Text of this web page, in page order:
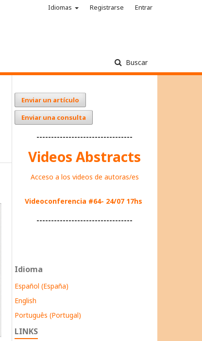
Buscar
Idiomas Registrarse Entrar
Enviar un artículo
Enviar una consulta
---------------------------------
Videos Abstracts
Acceso a los videos de autoras/es
Videoconferencia #64- 24/07 17hs
---------------------------------
Idioma
Español (España)
English
Português (Portugal)
LINKS